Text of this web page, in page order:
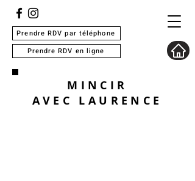
MINCIR
AVEC LAURENCE
Prendre RDV par téléphone
Prendre RDV en ligne